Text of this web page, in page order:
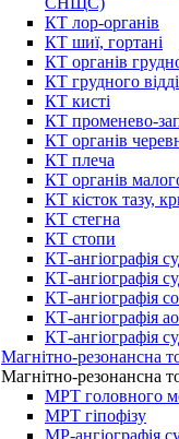
КТ лор-органів
КТ шиї, гортані
КТ органів
КТ грудного
КТ кисті
КТ променево-
КТ органів
КТ плеча
КТ органів
КТ кісток тазу,
КТ стегна
КТ стопи
КТ-ангіографія
КТ-ангіографія
КТ-ангіографія
КТ-ангіографія
КТ-ангіографія
Магнітно-резонансна
Магнітно-резонансна
МРТ головного
МРТ гіпофізу
МР-ангіографія